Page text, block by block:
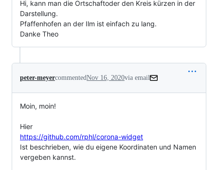
Hi, kann man die Ortschaftoder den Kreis kürzen in der
Darstellung.
Pfaffenhofen an der Ilm ist einfach zu lang.
Danke Theo
peter-meyercommentedNov 16, 2020via email
Moin, moin!
https://github.com/rphl/corona-widget
Ist beschrieben, wie du eigene Koordinaten und Namen
vergeben kannst.